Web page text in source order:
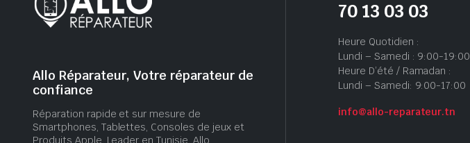
Allo Réparateur, Votre réparateur de
confiance
Réparation rapide et sur mesure de
Smartphones, Tablettes, Consoles de jeux et
70 13 03 03
Heure Quotidien :
Lundi – Samedi : 9:00-19:00
Heure D’été / Ramadan :
Lundi – Samedi: 9:00-17:00
info@allo-reparateur.tn